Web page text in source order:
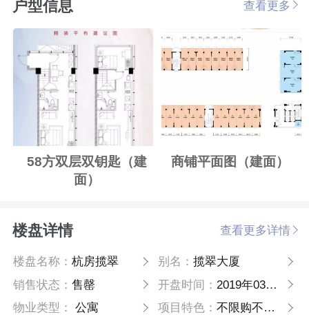
户型信息 查看更多
58方双层双钥匙（建
面）
商铺平面图（建面）
楼盘详情 查看更多详情
楼盘名称：杭房揽翠 别名： 揽翠大厦
销售状态：售罄 开盘时间： 2019年03月24日
物业类型：
公寓 项目特色： 不限购不限贷